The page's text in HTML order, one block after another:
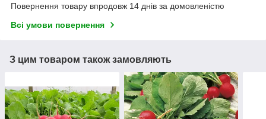
Повернення товару впродовж 14 днів за домовленістю
Всі умови повернення
З цим товаром також замовляють